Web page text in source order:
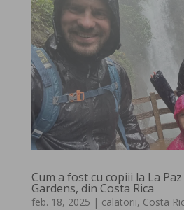
Cum a fost cu copiii la La
Gardens, din Costa Rica
feb. 18, 2025 | calatorii, Costa